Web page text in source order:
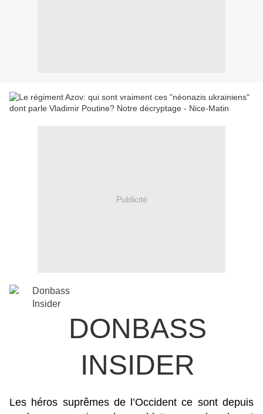
Publicité
DONBASS
INSIDER
Les héros suprêmes de l’Occident ce sont depuis